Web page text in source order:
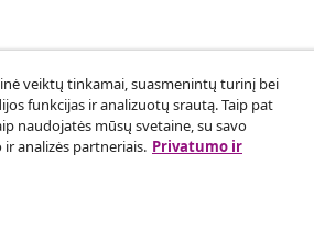
veiktų tinkamai, suasmenintų turinį bei
funkcijas ir analizuotų srautą. Taip pat
naudojatės mūsų svetaine, su savo
analizės partneriais. Privatumo ir